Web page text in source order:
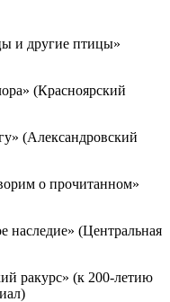
и другие птицы»
(Красноярский
(Александровский
о прочитанном»
наследие» (Центральная
ракурс» (к 200-летию